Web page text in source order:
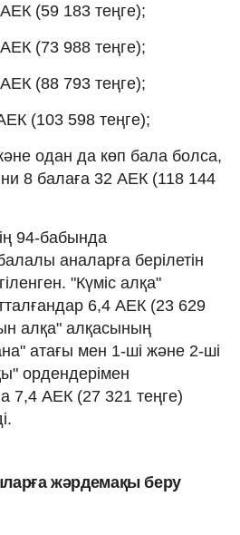
(59 183 теңге);
(73 988 теңге);
(88 793 теңге);
(103 598 теңге);
одан да көп бала болса,
8 балаға 32 АЕК (118 144
94-бабында
аналарға берілетін
"Күміс алқа"
6,4 АЕК (23 629
алқа" алқасының
атағы мен 1-ші және 2-ші
ордендерімен
7,4 АЕК (27 321 теңге)
жәрдемақы беру